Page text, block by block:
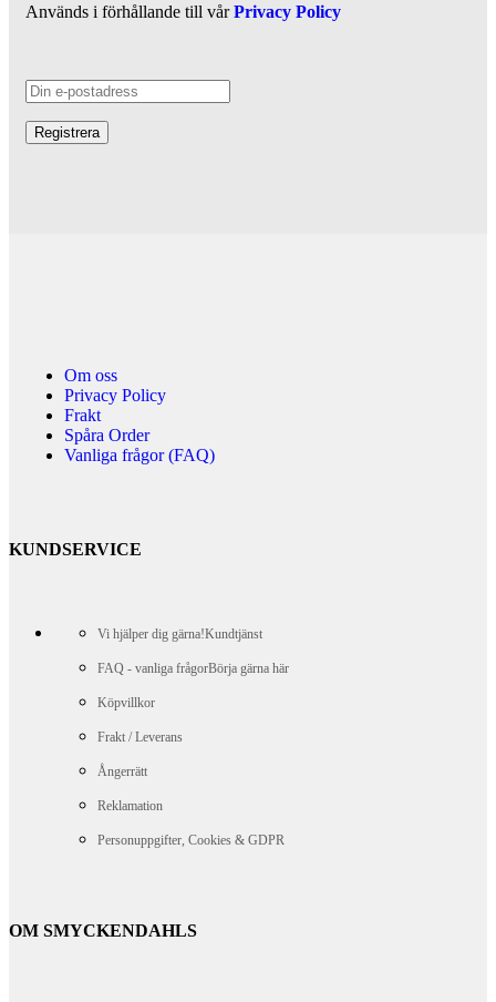
Används i förhållande till vårPrivacy Policy
Om oss
Privacy Policy
Frakt
Spåra Order
Vanliga frågor (FAQ)
KUNDSERVICE
Vi hjälper dig gärna!Kundtjänst
FAQ - vanliga frågorBörja gärna här
Köpvillkor
Frakt / Leverans
Ångerrätt
Reklamation
Personuppgifter, Cookies & GDPR
OM SMYCKENDAHLS